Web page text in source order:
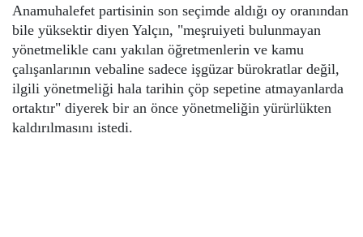
Anamuhalefet partisinin son seçimde aldığı oy oranından
bile yüksektir diyen Yalçın, "meşruiyeti bulunmayan
yönetmelikle canı yakılan öğretmenlerin ve kamu
çalışanlarının vebaline sadece işgüzar bürokratlar değil,
ilgili yönetmeliği hala tarihin çöp sepetine atmayanlarda
ortaktır" diyerek bir an önce yönetmeliğin yürürlükten
kaldırılmasını istedi.